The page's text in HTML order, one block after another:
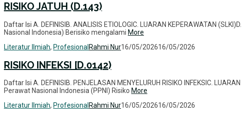
RISIKO JATUH (D.143)
Daftar Isi A. DEFINISIB. ANALISIS ETIOLOGIC. LUARAN KEPERAWATAN
Nasional Indonesia) Berisiko mengalami More
Literatur Ilmiah, Profesional Rahmi Nur16/05/202616/05/2026
RISIKO INFEKSI [D.0142)
Daftar Isi A. DEFINISIB. PENJELASAN MENYELURUH RISIKO INFEKSIC.
Perawat Nasional Indonesia (PPNI) Risiko More
Literatur Ilmiah, Profesional Rahmi Nur16/05/202616/05/2026